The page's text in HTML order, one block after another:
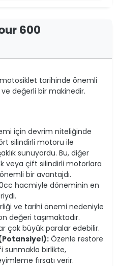
600
motosiklet tarihinde önemli
değerli bir makinedir.
için devrim niteliğinde
silindirli motoru ile
sunuyordu. Bu, diğer
veya çift silindirli motorlara
bir avantajdı.
hacmiyle döneminin en
ve tarihi önemi nedeniyle
değeri taşımaktadır.
çok büyük paralar edebilir.
Özenle restore
sunmakla birlikte,
fırsatı verir.